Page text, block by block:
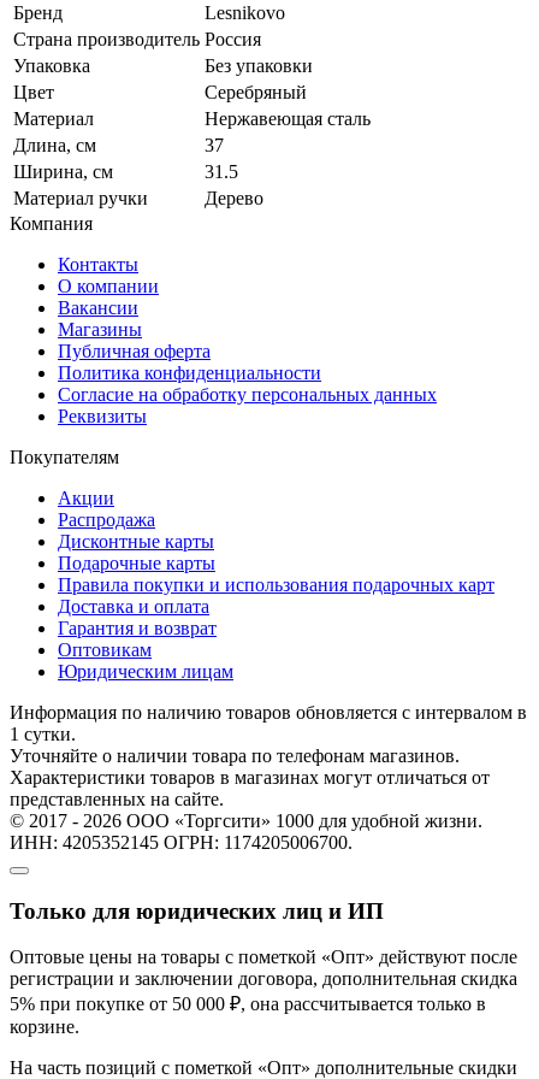
Бренд
Lesnikovo
Страна производитель Россия
Упаковка
Без упаковки
Цвет
Серебряный
Материал
Нержавеющая сталь
Длина, см
37
Ширина, см
31.5
Материал ручки
Дерево
Компания
Контакты
О компании
Вакансии
Магазины
Публичная оферта
Политика конфиденциальности
Согласие на обработку персональных данных
Реквизиты
Покупателям
Акции
Распродажа
Дисконтные карты
Подарочные карты
Правила покупки и использования подарочных карт
Доставка и оплата
Гарантия и возврат
Оптовикам
Юридическим лицам
Информация по наличию товаров обновляется с интервалом в
1 сутки.
Уточняйте о наличии товара по телефонам магазинов.
Характеристики товаров в магазинах могут отличаться от
представленных на сайте.
© 2017 - 2026 ООО «Торгсити» 1000 для удобной жизни.
ИНН: 4205352145 ОГРН: 1174205006700.
Только для юридических лиц и ИП
Оптовые цены на товары с пометкой «Опт» действуют после
регистрации и заключении договора, дополнительная скидка
5% при покупке от 50 000 ₽, она рассчитывается только в
корзине.
На часть позиций с пометкой «Опт» дополнительные скидки